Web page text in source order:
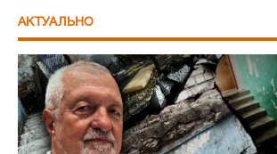
АКТУАЛЬНО